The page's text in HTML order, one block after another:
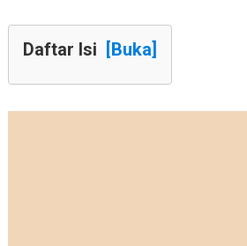
Daftar Isi [Buka]